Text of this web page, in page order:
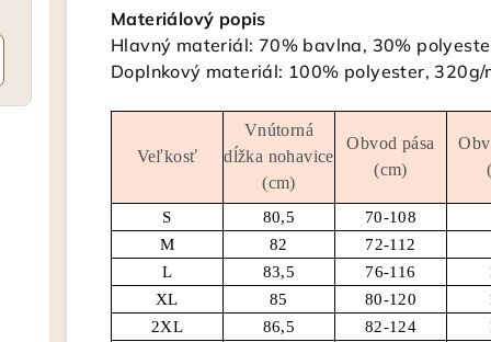
Materiálový popis
Hlavný materiál: 70% bavlna, 30%
Doplnkový materiál: 100% polyester, 320g/
Veľkosť
Vnútorná
dĺžka nohavice
(cm)
Obvod pása
(cm)
S 80,5 70-108
M
82 72-112
L
83,5 76-116
XL
85 80-120
2XL
86,5 82-124